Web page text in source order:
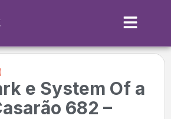
e System Of a
682 –